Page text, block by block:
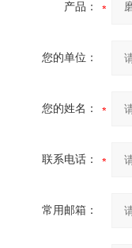
产品：
您的单位：
您的姓名：
联系电话：
常用邮箱：